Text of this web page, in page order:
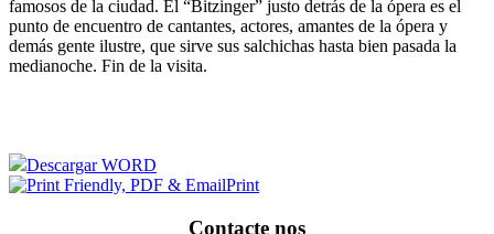
famosos de la ciudad. El “Bitzinger” justo detrás de la ópera es el
punto de encuentro de cantantes, actores, amantes de la ópera y
demás gente ilustre, que sirve sus salchichas hasta bien pasada la
medianoche. Fin de la visita.
Descargar WORD
Print
Contacte nos